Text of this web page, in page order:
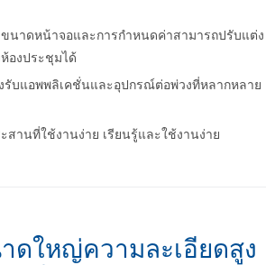
นาดหน้าจอและการกำหนดค่าสามารถปรับแต่ง
องประชุมได้
รับแอพพลิเคชั่นและอุปกรณ์ต่อพ่วงที่หลากหลาย
สานที่ใช้งานง่าย เรียนรู้และใช้งานง่าย
ดใหญ่ความละเอียดสูง